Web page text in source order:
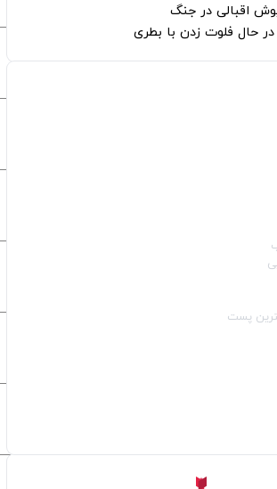
اقبالی در جنگ
در حال فلوت زدن با بطری
پست